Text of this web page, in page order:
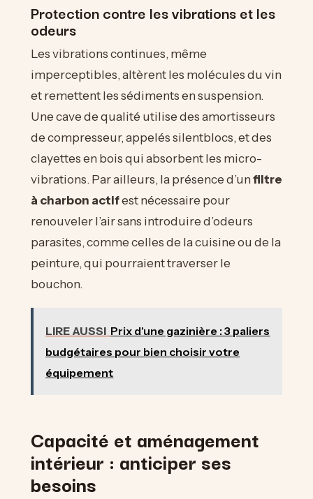
Protection contre les vibrations et les
odeurs
Les vibrations continues, même
imperceptibles, altèrent les molécules du vin
et remettent les sédiments en suspension.
Une cave de qualité utilise des amortisseurs
de compresseur, appelés silentblocs, et des
clayettes en bois qui absorbent les micro-
vibrations. Par ailleurs, la présence d’unfiltre
à charbon actifest nécessaire pour
renouveler l’air sans introduire d’odeurs
parasites, comme celles de la cuisine ou de la
peinture, qui pourraient traverser le
bouchon.
LIRE AUSSI Prix d'une gazinière : 3 paliers
budgétaires pour bien choisir votre
équipement
Capacité et aménagement
intérieur : anticiper ses
besoins